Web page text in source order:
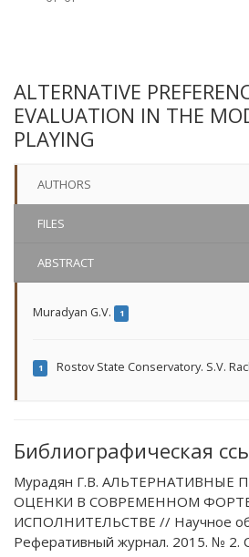
ALTERNATIVE
EVALUATION IN THE
PLAYING
AUTHORS
FILES
ABSTRACT
Muradyan G.V. 1
1 Rostov State Conservatory. S.V.
Библиографическая
Мурадян Г.В. АЛЬТЕРНАТИВНЫЕ
ОЦЕНКИ В СОВРЕМЕННОМ
ИСПОЛНИТЕЛЬСТВЕ // Научное
Реферативный журнал. 2015. № 2.